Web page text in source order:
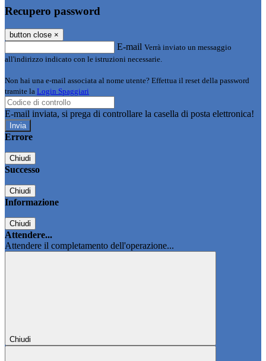
Recupero password
button close ×
E-mail Verrà inviato un messaggio
all'indirizzo indicato con le istruzioni necessarie.
Non hai una e-mail associata al nome utente? Effettua il reset della password
tramite la Login Spaggiari
E-mail inviata, si prega di controllare la casella di posta elettronica!
Errore
Chiudi
Successo
Chiudi
Informazione
Chiudi
Attendere...
Attendere il completamento dell'operazione...
Chiudi